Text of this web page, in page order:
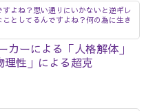
よね？思い通りにいかないと逆ギレ
としてるんですよね？何の為に生き
カーによる「人格解体」
理性」による超克